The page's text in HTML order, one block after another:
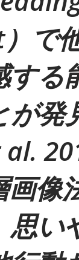
で
する
が発
像
思い